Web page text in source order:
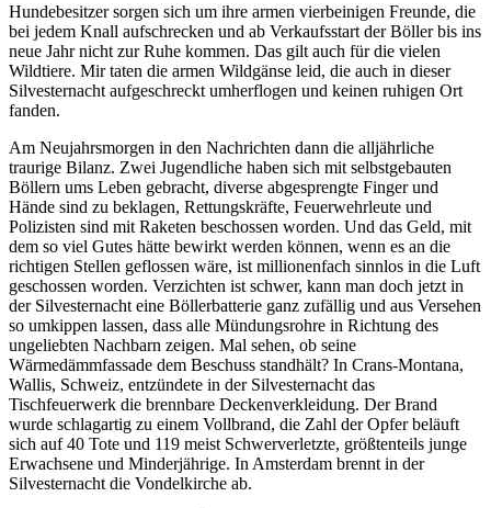
Hundebesitzer sorgen sich um ihre armen vierbeinigen Freunde, die
bei jedem Knall aufschrecken und ab Verkaufsstart der Böller bis ins
neue Jahr nicht zur Ruhe kommen. Das gilt auch für die vielen
Wildtiere. Mir taten die armen Wildgänse leid, die auch in dieser
Silvesternacht aufgeschreckt umherflogen und keinen ruhigen Ort
fanden.
Am Neujahrsmorgen in den Nachrichten dann die alljährliche
traurige Bilanz. Zwei Jugendliche haben sich mit selbstgebauten
Böllern ums Leben gebracht, diverse abgesprengte Finger und
Hände sind zu beklagen, Rettungskräfte, Feuerwehrleute und
Polizisten sind mit Raketen beschossen worden. Und das Geld, mit
dem so viel Gutes hätte bewirkt werden können, wenn es an die
richtigen Stellen geflossen wäre, ist millionenfach sinnlos in die Luft
geschossen worden. Verzichten ist schwer, kann man doch jetzt in
der Silvesternacht eine Böllerbatterie ganz zufällig und aus Versehen
so umkippen lassen, dass alle Mündungsrohre in Richtung des
ungeliebten Nachbarn zeigen. Mal sehen, ob seine
Wärmedämmfassade dem Beschuss standhält? In Crans-Montana,
Wallis, Schweiz, entzündete in der Silvesternacht das
Tischfeuerwerk die brennbare Deckenverkleidung. Der Brand
wurde schlagartig zu einem Vollbrand, die Zahl der Opfer beläuft
sich auf 40 Tote und 119 meist Schwerverletzte, größtenteils junge
Erwachsene und Minderjährige. In Amsterdam brennt in der
Silvesternacht die Vondelkirche ab.